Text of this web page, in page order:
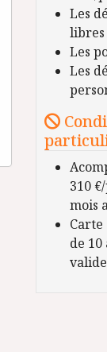
Les
libres
Les
Les
310
mois
Carte
de 10